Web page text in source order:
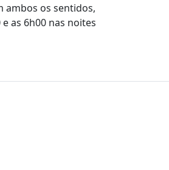
ambos os sentidos,
as 6h00 nas noites